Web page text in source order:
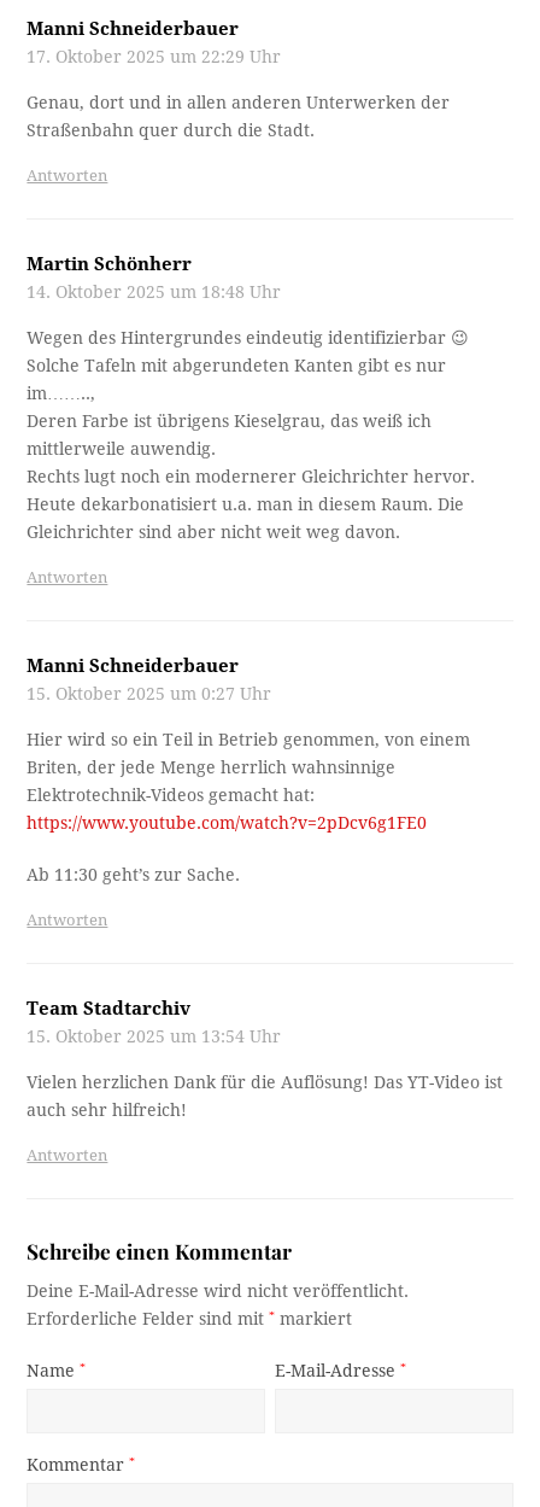
Manni Schneiderbauer
17. Oktober 2025 um 22:29 Uhr
Genau, dort und in allen anderen Unterwerken der
Straßenbahn quer durch die Stadt.
Antworten
Martin Schönherr
14. Oktober 2025 um 18:48 Uhr
Wegen des Hintergrundes eindeutig identifizierbar 😉
Solche Tafeln mit abgerundeten Kanten gibt es nur
im……..,
Deren Farbe ist übrigens Kieselgrau, das weiß ich
mittlerweile auwendig.
Rechts lugt noch ein modernerer Gleichrichter hervor.
Heute dekarbonatisiert u.a. man in diesem Raum. Die
Gleichrichter sind aber nicht weit weg davon.
Antworten
Manni Schneiderbauer
15. Oktober 2025 um 0:27 Uhr
Hier wird so ein Teil in Betrieb genommen, von einem
Briten, der jede Menge herrlich wahnsinnige
Elektrotechnik-Videos gemacht hat:
https://www.youtube.com/watch?v=2pDcv6g1FE0
Ab 11:30 geht’s zur Sache.
Antworten
Team Stadtarchiv
15. Oktober 2025 um 13:54 Uhr
Vielen herzlichen Dank für die Auflösung! Das YT-Video ist
auch sehr hilfreich!
Antworten
Schreibe einen Kommentar
Deine E-Mail-Adresse wird nicht veröffentlicht.
Erforderliche Felder sind mit* markiert
Name* E-Mail-Adresse*
Kommentar*